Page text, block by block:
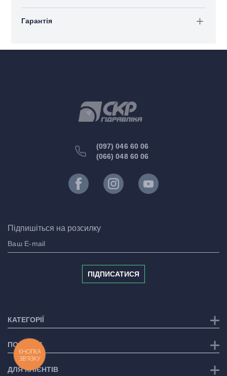
Гарантія
(097) 046 60 06
(066) 048 60 06
Підпишіться на розсилку
ПІДПИСАТИСЯ
КАТЕГОРІЇ
ПОСЛУГИ
ДЛЯ КЛІЄНТІВ
КНОПКА
ЗВ'ЯЗКУ